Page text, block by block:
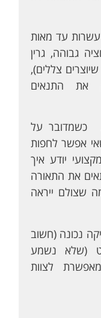
עשרות עד מאות
גבוהה, גרין
צללים),
את התנאים
כשמדובר על
אפשר לחפות
יודע איך
את התאורה
שצולם ייראה
נכונה (חשוב
(שלא נשמע
לצוות